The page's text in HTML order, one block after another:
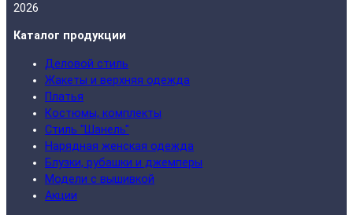
2026
Каталог продукции
Деловой стиль
Жакеты и верхняя одежда
Платья
Костюмы, комплекты
Стиль "Шанель"
Нарядная женская одежда
Блузки, рубашки и джемперы
Модели с вышивкой
Акции